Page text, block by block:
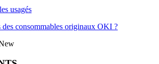
usagés
des consommables originaux OKI ?